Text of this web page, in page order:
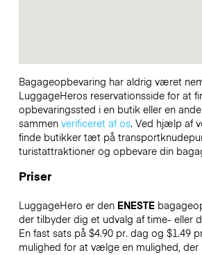
Bagageopbevaring har aldrig været
LuggageHeros reservationsside for at
opbevaringssted i en butik eller en
sammen verificeret af os. Ved hjælp af
finde butikker tæt på
turistattraktioner og opbevare din
Priser
LuggageHero er den ENESTE
der tilbyder dig et udvalg af time- eller
En fast sats på $4.90 pr. dag og $1.49
mulighed for at vælge en mulighed, der